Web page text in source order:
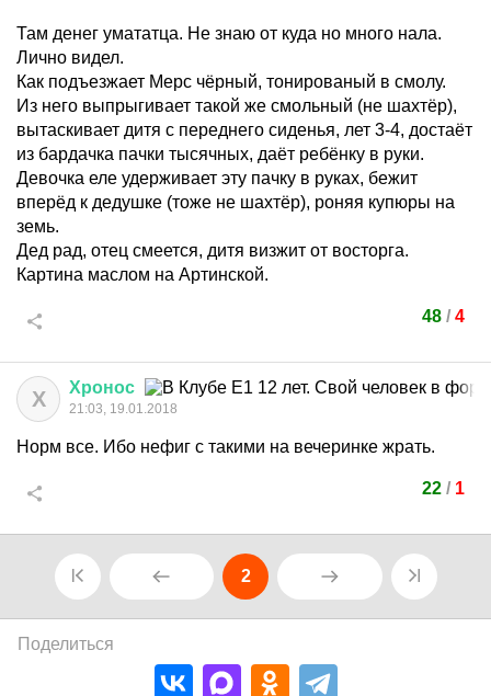
Там денег умататца. Не знаю от куда но много нала.
Лично видел.
Как подъезжает Мерс чёрный, тонированый в смолу.
Из него выпрыгивает такой же смольный (не шахтёр),
вытаскивает дитя с переднего сиденья, лет 3-4, достаёт
из бардачка пачки тысячных, даёт ребёнку в руки.
Девочка еле удерживает эту пачку в руках, бежит
вперёд к дедушке (тоже не шахтёр), роняя купюры на
земь.
Дед рад, отец смеется, дитя визжит от восторга.
Картина маслом на Артинской.
48 / 4
Х Хронос
21:03, 19.01.2018
Норм все. Ибо нефиг с такими на вечеринке жрать.
22 / 1
2
Поделиться